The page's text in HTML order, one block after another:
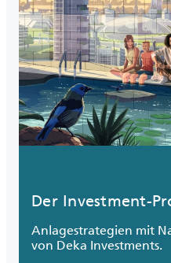
Der Investment-
Anlagestrategien mit
von Deka Investments.